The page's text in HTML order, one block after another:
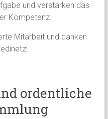
und verstärken das
Kompetenz.
Mitarbeit und danken
ordentliche